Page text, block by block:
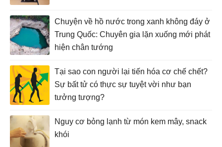
Chuyện về hồ nước trong xanh không đáy ở
Trung Quốc: Chuyên gia lặn xuống mới phát
hiện chân tướng
Tại sao con người lại tiến hóa cơ chế chết?
Sự bất tử có thực sự tuyệt vời như bạn
tưởng tượng?
Nguy cơ bỏng lạnh từ món kem mây, snack
khói